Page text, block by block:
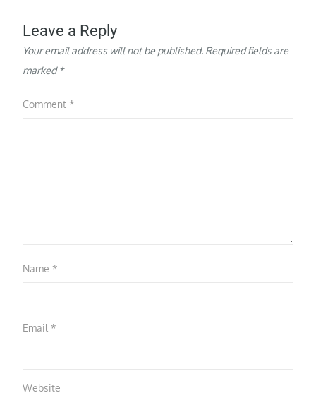
Leave a Reply
Your email address will not be published. Required fields are
marked*
Comment*
Name*
Email*
Website